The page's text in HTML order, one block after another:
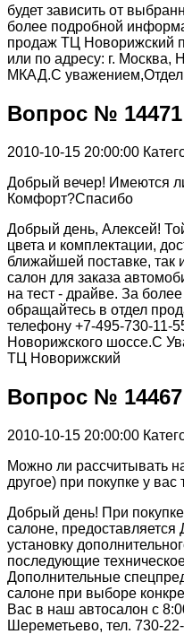
будет зависить от
более подробной
продаж ТЦ Новорижский
или по адресу: г. Москва,
МКАД.С
Вопрос № 14471
2010-10-15 20:00:00
Добрый вечер! Имеются
Комфорт?Спасибо
Добрый день, Алексей!
цвета и комплектации,
ближайшей поставке, так
салон для заказа
на тест - драйве. За
обращайтесь в отдел
телефону +7-495-730-11-
Новорижского шоссе.С
ТЦ Новорижский
Вопрос № 14467
2010-10-15 20:00:00
Можно ли рассчитывать
другое) при покупке у вас
Добрый день! При
салоне, предоставляется
установку
последующие
Дополнительные
салоне при выборе
Вас в наш автосалон с
Шереметьево, тел. 730-